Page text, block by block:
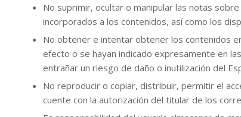
No suprimir, ocultar o manipular las notas
incorporados a los contenidos, así como los
No obtener e intentar obtener los contenidos
efecto o se hayan indicado expresamente en
entrañar un riesgo de daño o inutilización del
No reproducir o copiar, distribuir, permitir el
cuente con la autorización del titular de los